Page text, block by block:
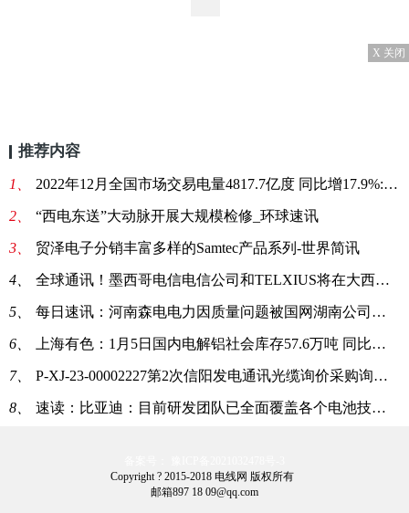
X 关闭
推荐内容
1、 2022年12月全国市场交易电量4817.7亿度 同比增17.9%:当前关注
2、 “西电东送”大动脉开展大规模检修_环球速讯
3、 贸泽电子分销丰富多样的Samtec产品系列-世界简讯
4、 全球通讯！墨西哥电信电信公司和TELXIUS将在大西洋和太平洋之间架起桥梁
5、 每日速讯：河南森电电力因质量问题被国网湖南公司暂停产品中标6个月
6、 上海有色：1月5日国内电解铝社会库存57.6万吨 同比降20万吨:要闻
7、 P-XJ-23-00002227第2次信阳发电通讯光缆询价采购询价公告 每日热点
8、 速读：比亚迪：目前研发团队已全面覆盖各个电池技术路线
Copyright ? 2015-2018 电线网 版权所有
邮箱897 18 09@qq.com